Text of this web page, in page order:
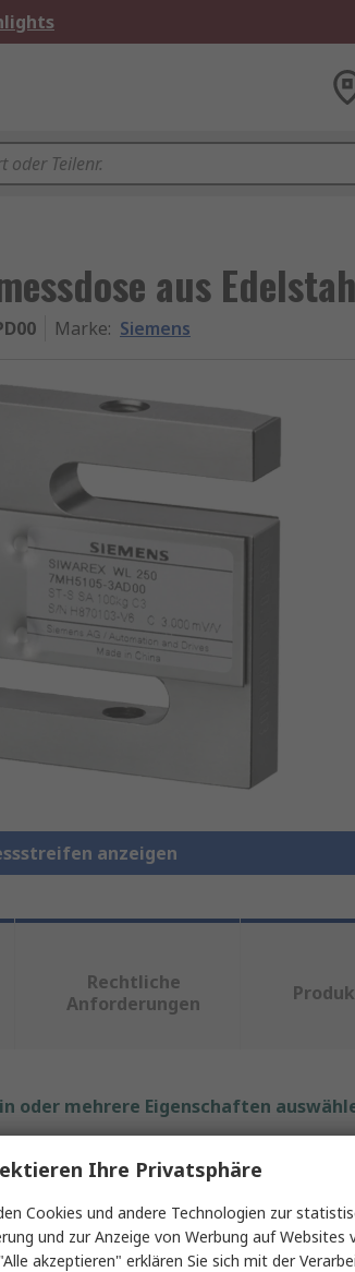
aus
Marke: Siemens
anzeigen
Rechtliche
Anforderungen
oder mehrere Eigenschaften
Wert
Siemens
Kraftmessdose
Ihre Privatsphäre
Cookies und andere Technologien zur
und zur Anzeige von Werbung auf
akzeptieren" erklären Sie sich mit der